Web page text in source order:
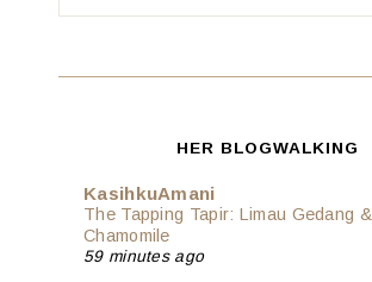
HER BLOGWALKING
KasihkuAmani
The Tapping Tapir: Limau Gedang &
Chamomile
59 minutes ago